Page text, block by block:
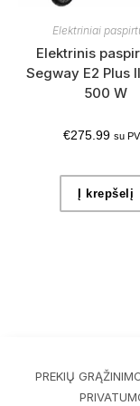
Elektriniai
Elektrinis
Segway E2 Plus
500 W
€275.99 su
Į krepšelį
PREKIŲ